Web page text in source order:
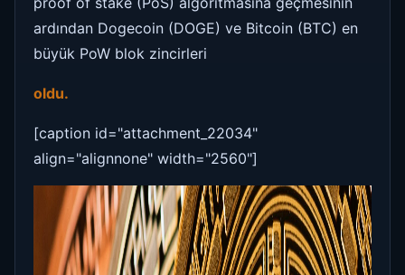
ardından Dogecoin (DOGE) ve Bitcoin (BTC) en
büyük PoW blok zincirleri
oldu.
[caption id="attachment_22034"
align="alignnone" width="2560"]